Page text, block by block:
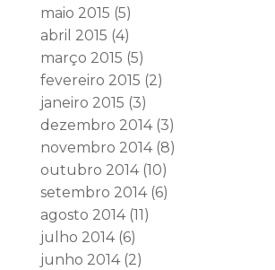
maio 2015 (5)
abril 2015 (4)
março 2015 (5)
fevereiro 2015 (2)
janeiro 2015 (3)
dezembro 2014(3)
novembro 2014(8)
outubro 2014(10)
setembro 2014(6)
agosto 2014(11)
julho 2014(6)
junho 2014(2)